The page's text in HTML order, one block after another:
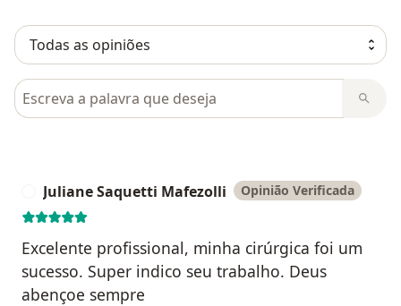
Pesquisar em opiniões
Juliane Saquetti Mafezolli Opinião Verificada
Excelente profissional, minha cirúrgica foi um
sucesso. Super indico seu trabalho. Deus
abençoe sempre